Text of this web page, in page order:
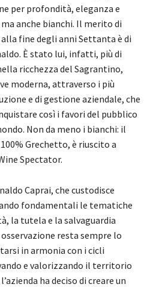
per profondità, eleganza e
anche bianchi. Il merito di
fine degli anni Settanta è di
È stato lui, infatti, più di
ricchezza del Sagrantino,
moderna, attraverso i più
e di gestione aziendale, che
così i favori del pubblico
Non da meno i bianchi: il
Grechetto, è riuscito a
Spectator.
Caprai, che custodisce
fondamentali le tematiche
la tutela e la salvaguardia
resta sempre lo
in armonia con i cicli
e valorizzando il territorio
ha deciso di creare un